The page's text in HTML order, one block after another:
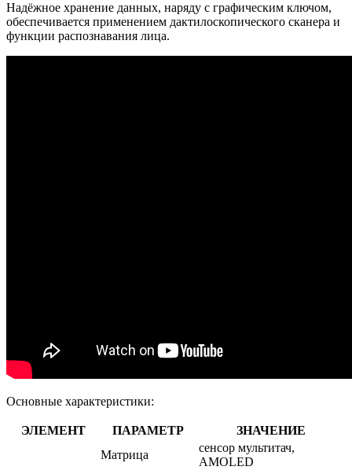
Надёжное хранение данных, наряду с графическим ключом,
обеспечивается применением дактилоскопического сканера и
функции распознавания лица.
Основные характеристики:
ЭЛЕМЕНТ ПАРАМЕТР ЗНАЧЕНИЕ
Матрица
сенсор мультитач,
AMOLED